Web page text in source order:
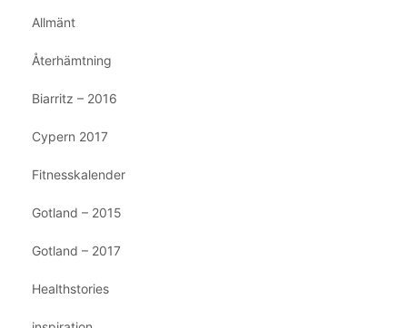
Allmänt
Återhämtning
Biarritz – 2016
Cypern 2017
Fitnesskalender
Gotland – 2015
Gotland – 2017
Healthstories